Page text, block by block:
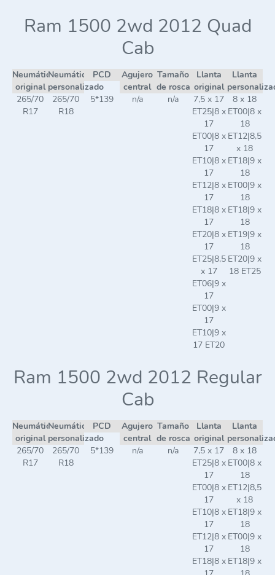
Ram 1500 2wd 2012 Quad
Cab
Neumático
original
Neumático
personalizado
PCD
Agujero
central
Tamaño
de rosca
Llanta
original
Llanta
265/70
R17
265/70
R18
5*139 n/a n/a
7,5 x 17
ET25|8 x
17
ET00|8 x
17
ET10|8 x
17
ET12|8 x
17
ET18|8 x
17
ET20|8 x
17
ET25|8,5
x 17
ET06|9 x
17
ET00|9 x
17
ET10|9 x
17 ET20
8 x 18
ET00|8 x
18
ET12|8,5
x 18
ET18|9 x
18
ET00|9 x
18
ET18|9 x
18
ET19|9 x
18
ET20|9 x
18 ET25
Ram 1500 2wd 2012 Regular
Cab
Neumático
original
Neumático
personalizado
PCD
Agujero
central
Tamaño
de rosca
Llanta
original
Llanta
265/70
R17
265/70
R18
5*139 n/a n/a
7,5 x 17
ET25|8 x
17
ET00|8 x
17
ET10|8 x
17
ET12|8 x
17
ET18|8 x
8 x 18
ET00|8 x
18
ET12|8,5
x 18
ET18|9 x
18
ET00|9 x
18
ET18|9 x